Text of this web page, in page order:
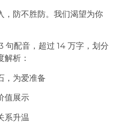
，防不胜防。我们渴望为你
句配音，超过 14 万字，划分
析：
，为爱准备
值展示
系升温